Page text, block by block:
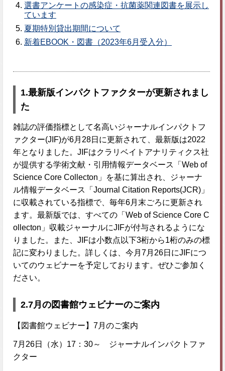
選書アンケートの感染症・抗菌薬関連図書を展示し
ています
夏期特別貸出期間について
新着EBOOK・図書（2023年6月受入分）
1.最新版インパクトファクターが更新されまし
た
雑誌の評価指標として名高いジャーナルインパクトフ
ァクター(JIF)が6月28日に更新されて、最新版は2022
年となりました。JIFはクラリベイトアナリティクス社
が提供する学術文献・引用情報データベース「Web of
Science Core Collecton」を基に算出され、ジャーナ
ル情報データベース「Journal Citation Reports(JCR)」
に収載されている指標で、毎年6月末ごろに更新され
ます。最新版では、すべての「Web of Science Core C
ollecton」収載ジャーナルにJIFが付与されるようにな
りました。また、JIFは小数点以下3桁から1桁のみの標
記に変わりました。詳しくは、今月7月26日にJIFにつ
いてのウェビナーを予定しております。ぜひご参加く
ださい。
2.7月の図書館ウェビナーのご案内
【図書館ウェビナー】7月のご案内
7月26日（水）17：30～ ジャーナルインパクトファ
クター